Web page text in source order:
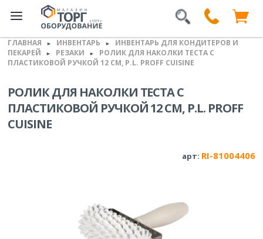
ГЛАВНАЯ ► ИНВЕНТАРЬ ►
ИНВЕНТАРЬ ДЛЯ КОНДИТЕРОВ И
ПЕКАРЕЙ
► РЕЗАКИ ►
РОЛИК ДЛЯ НАКОЛКИ ТЕСТА С
ПЛАСТИКОВОЙ РУЧКОЙ 12 СМ, P.L. PROFF CUISINE
РОЛИК ДЛЯ НАКОЛКИ ТЕСТА С
ПЛАСТИКОВОЙ РУЧКОЙ 12 СМ, P.L. PROFF
CUISINE
арт: RI-81004406